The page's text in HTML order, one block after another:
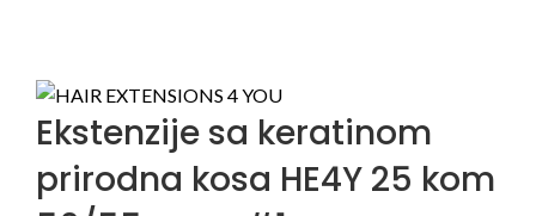
Ekstenzije sa keratinom
prirodna kosa HE4Y 25 kom